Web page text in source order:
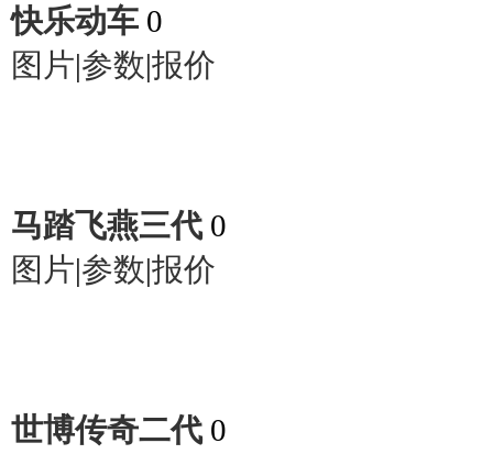
快乐动车 0
图片|参数|报价
马踏飞燕三代 0
图片|参数|报价
世博传奇二代 0